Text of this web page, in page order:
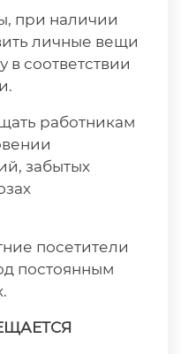
при наличии
личные вещи
в соответствии
работникам
забытых
посетители
постоянным